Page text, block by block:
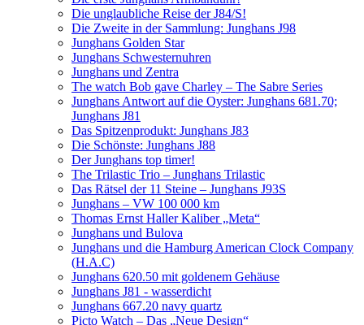
Die unglaubliche Reise der J84/S!
Die Zweite in der Sammlung: Junghans J98
Junghans Golden Star
Junghans Schwesternuhren
Junghans und Zentra
The watch Bob gave Charley – The Sabre Series
Junghans Antwort auf die Oyster: Junghans 681.70;
Junghans J81
Das Spitzenprodukt: Junghans J83
Die Schönste: Junghans J88
Der Junghans top timer!
The Trilastic Trio – Junghans Trilastic
Das Rätsel der 11 Steine – Junghans J93S
Junghans – VW 100 000 km
Thomas Ernst Haller Kaliber „Meta“
Junghans und Bulova
Junghans und die Hamburg American Clock Company
(H.A.C)
Junghans 620.50 mit goldenem Gehäuse
Junghans J81 - wasserdicht
Junghans 667.20 navy quartz
Picto Watch – Das „Neue Design“